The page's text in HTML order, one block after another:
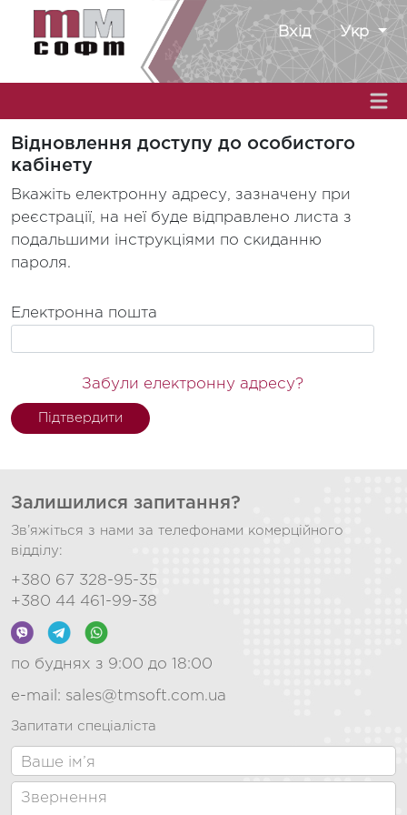
Вхід Укр
Відновлення доступу до особистого
кабінету
Вкажіть електронну адресу, зазначену при
реєстрації, на неї буде відправлено листа з
подальшими інструкціями по скиданню
пароля.
Електронна пошта
Забули електронну адресу?
Підтвердити
Залишилися запитання?
Зв’яжіться з нами за телефонами комерційного
відділу:
+380 67 328-95-35
+380 44 461-99-38
по буднях з 9:00 до 18:00
e-mail: sales@tmsoft.com.ua
Запитати спеціаліста